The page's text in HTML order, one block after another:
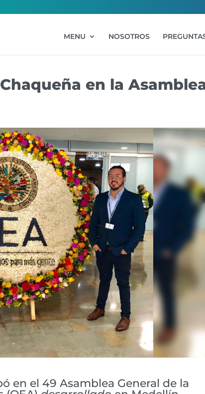
MENU NOSOTROS
en la
en el 49 Asamblea General de la